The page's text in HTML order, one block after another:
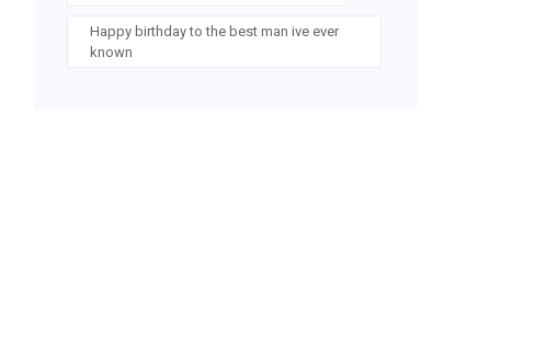
Happy birthday to the best man ive ever
known